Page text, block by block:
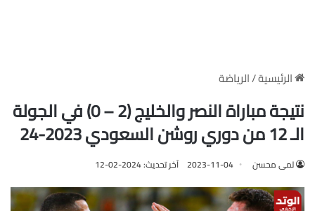
الرئيسية/الرياضة
نتيجة مباراة النصر والخليج (2 – 0) في الجولة
الـ 12 من دوري روشن السعودي 2023-24
لمى محسن 2023-11-04 آخر تحديث: 2024-02-12